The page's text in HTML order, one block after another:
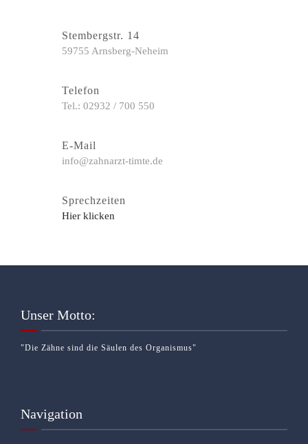
Stembergstr. 14
59755 Arnsberg-Neheim
Telefon
Tel.: 02932 / 700 550
E-Mail
info@zahnarzt-timte.de
Sprechzeiten
Hier klicken
Unser Motto:
"Die Zähne sind die Säulen des Organismus"
Navigation